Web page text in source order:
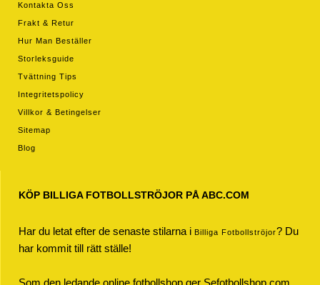
Kontakta Oss
Frakt & Retur
Hur Man Beställer
Storleksguide
Tvättning Tips
Integritetspolicy
Villkor & Betingelser
Sitemap
Blog
KÖP BILLIGA FOTBOLLSTRÖJOR PÅ ABC.COM
Har du letat efter de senaste stilarna i Billiga Fotbollströjor? Du
har kommit till rätt ställe!
Som den ledande online fotbollshop ger Sefotbollshop.com